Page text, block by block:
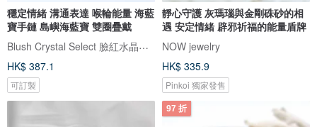
穩定情緒 溝通表達 喉輪能量 海藍
寶手鏈 島嶼海藍寶 雙圈疊戴
Blush Crystal Select 臉紅水晶飾品選物店
HK$ 387.1
可訂製
靜心守護 灰瑪瑙與金剛硃砂的相
遇 安定情緒 辟邪祈福的能量盾牌
NOW jewelry
HK$ 335.9
Pinkoi 獨家發售
97 折